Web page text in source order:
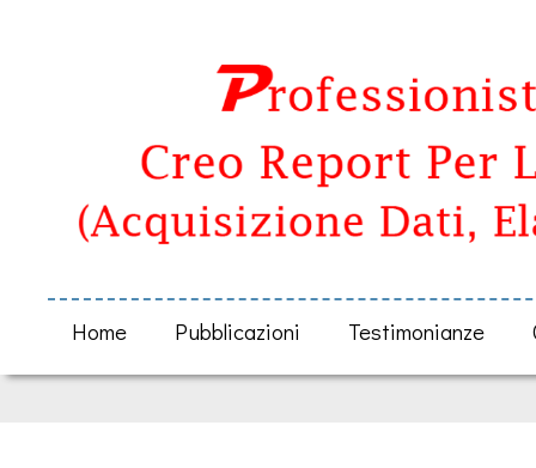
Home Pubblicazioni Testimonianze